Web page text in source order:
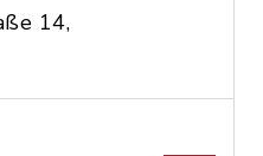
14,